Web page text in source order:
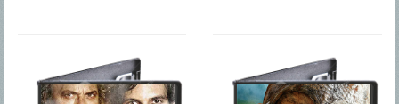
LOS ULTIMOS JACK EL